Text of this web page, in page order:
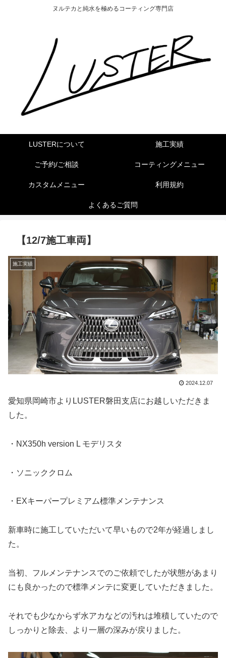
ヌルテカと純水を極めるコーティング専門店
LUSTERについて 施工実績
ご予約/ご相談 コーティングメニュー
カスタムメニュー 利用規約
よくあるご質問
【12/7施工車両】
施工実績
2024.12.07
愛知県岡崎市よりLUSTER磐田支店にお越しいただきま
した。
・NX350h version L モデリスタ
・ソニッククロム
・EXキーパープレミアム標準メンテナンス
新車時に施工していただいて早いもので2年が経過しまし
た。
当初、フルメンテナンスでのご依頼でしたが状態があまり
にも良かったので標準メンテに変更していただきました。
それでも少なからず水アカなどの汚れは堆積していたので
しっかりと除去、より一層の深みが戻りました。